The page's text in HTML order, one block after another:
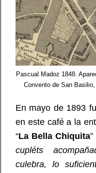
Pascual Madoz 1848.
Convento de San
En mayo de 1893
en este café a la
“La Bella Chiquita
cupléts
culebra, lo